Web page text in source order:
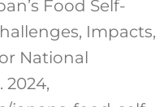
Food Self-
Impacts,
National
2024,